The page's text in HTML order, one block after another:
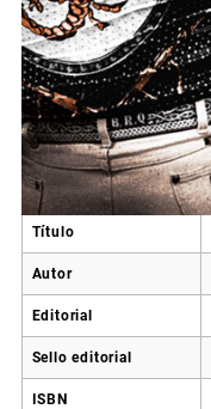
Título
Autor
Editorial
Sello editorial
ISBN